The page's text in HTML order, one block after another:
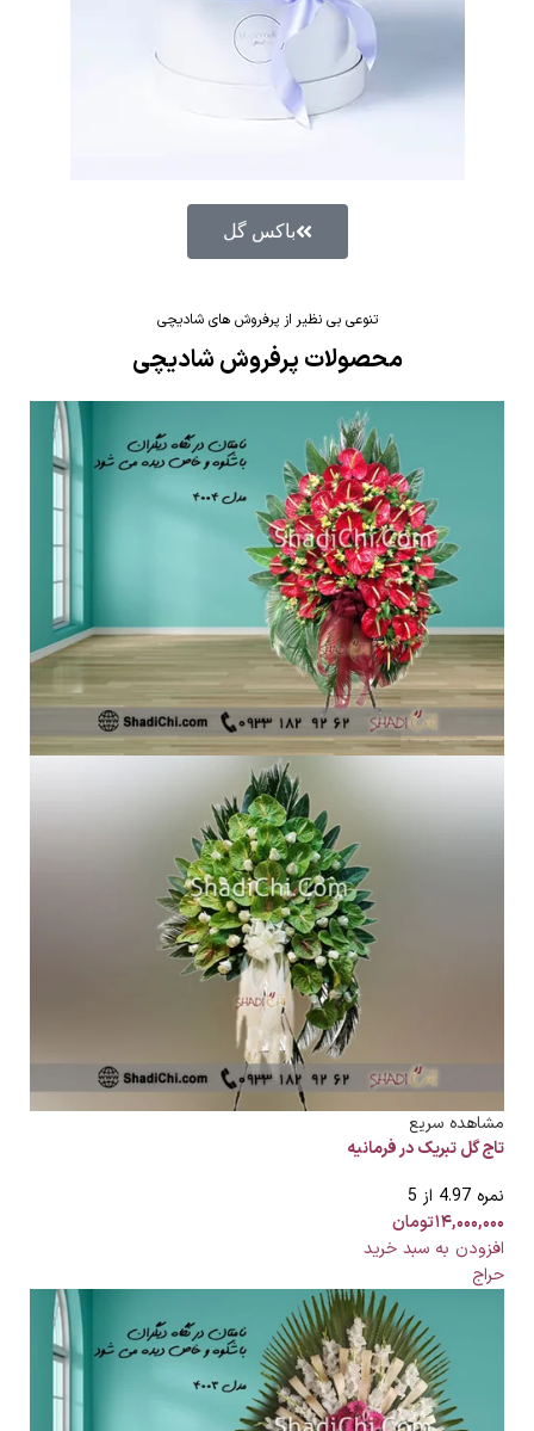
باکس گل
تنوعی بی نظیر از پرفروش های شادیچی
محصولات پرفروش شادیچی
مشاهده سریع
تاج گل تبریک در فرمانیه
نمره 4.97 از 5
۱۴,۰۰۰,۰۰۰تومان
افزودن به سبد خرید
حراج